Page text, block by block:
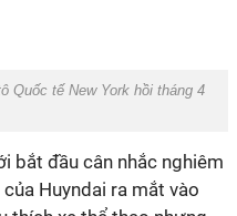
Quốc tế New York hồi tháng 4
bắt đầu cân nhắc nghiêm
Huyndai ra mắt vào